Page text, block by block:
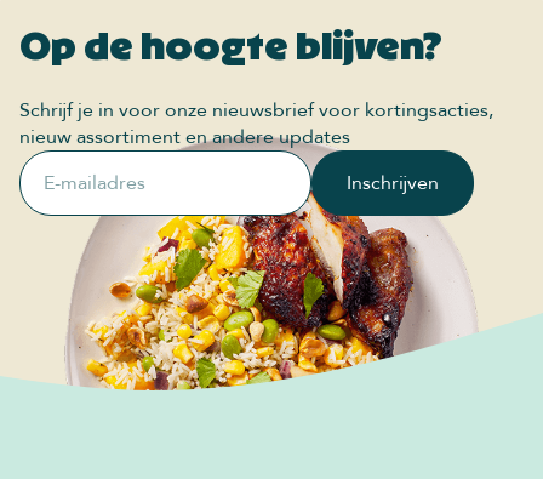
Op de hoogte blijven?
Schrijf je in voor onze nieuwsbrief voor kortingsacties,
nieuw assortiment en andere updates
E-mailadres
Inschrijven